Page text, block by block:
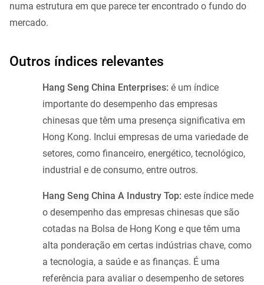
numa estrutura em que parece ter encontrado o fundo do
mercado.
Outros índices relevantes
Hang Seng China Enterprises: é um índice
importante do desempenho das empresas
chinesas que têm uma presença significativa em
Hong Kong. Inclui empresas de uma variedade de
setores, como financeiro, energético, tecnológico,
industrial e de consumo, entre outros.
Hang Seng China A Industry Top: este índice mede
o desempenho das empresas chinesas que são
cotadas na Bolsa de Hong Kong e que têm uma
alta ponderação em certas indústrias chave, como
a tecnologia, a saúde e as finanças. É uma
referência para avaliar o desempenho de setores